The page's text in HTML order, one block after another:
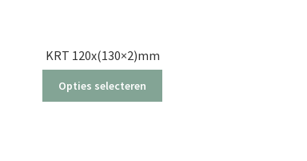
KRT 120x(130×2)mm
Opties selecteren